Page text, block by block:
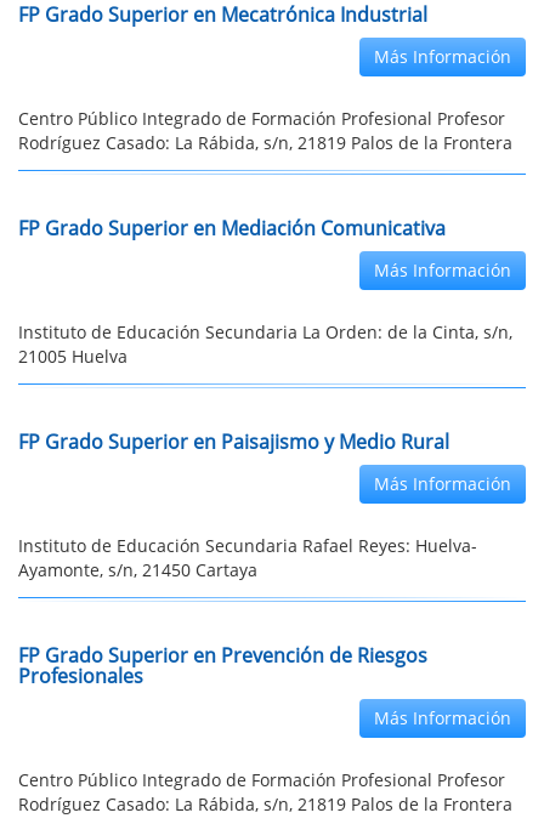
FP Grado Superior en Mecatrónica Industrial
Más Información
Centro Público Integrado de Formación Profesional Profesor
Rodríguez Casado: La Rábida, s/n, 21819 Palos de la Frontera
FP Grado Superior en Mediación Comunicativa
Más Información
Instituto de Educación Secundaria La Orden: de la Cinta, s/n,
21005 Huelva
FP Grado Superior en Paisajismo y Medio Rural
Más Información
Instituto de Educación Secundaria Rafael Reyes: Huelva-
Ayamonte, s/n, 21450 Cartaya
FP Grado Superior en Prevención de Riesgos
Profesionales
Más Información
Centro Público Integrado de Formación Profesional Profesor
Rodríguez Casado: La Rábida, s/n, 21819 Palos de la Frontera